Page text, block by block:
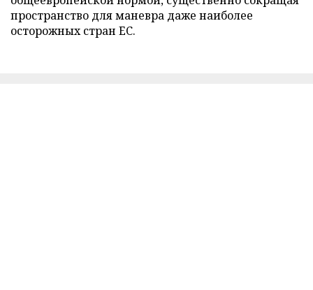
пространство для маневра даже наиболее
осторожных стран ЕС.